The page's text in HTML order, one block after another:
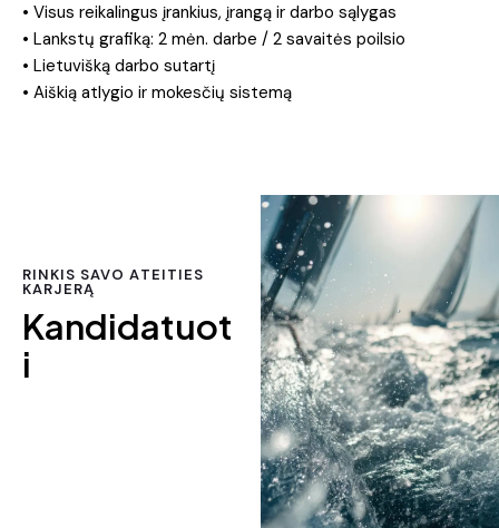
• Visus reikalingus įrankius, įrangą ir darbo sąlygas
• Lankstų grafiką: 2 mėn. darbe / 2 savaitės poilsio
• Lietuvišką darbo sutartį
• Aiškią atlygio ir mokesčių sistemą
RINKIS SAVO ATEITIES
KARJERĄ
Kandidatuot
i